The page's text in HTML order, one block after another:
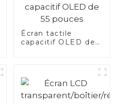
Écran tactile
capacitif OLED de